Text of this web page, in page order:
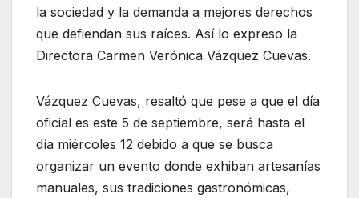
la sociedad y la demanda a mejores derechos
que defiendan sus raíces. Así lo expreso la
Directora Carmen Verónica Vázquez Cuevas.
Vázquez Cuevas, resaltó que pese a que el día
oficial es este 5 de septiembre, será hasta el
día miércoles 12 debido a que se busca
organizar un evento donde exhiban artesanías
manuales, sus tradiciones gastronómicas,